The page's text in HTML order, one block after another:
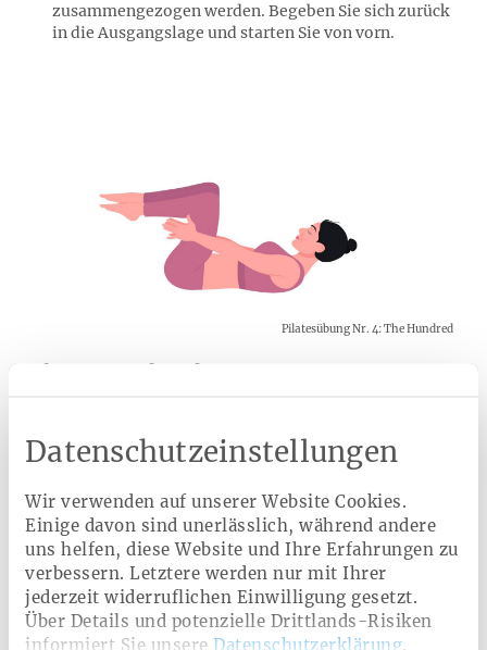
Datenschutzeinstellungen
Wir verwenden auf unserer Website Cookies.
Einige davon sind unerlässlich, während andere
uns helfen, diese Website und Ihre Erfahrungen zu
verbessern. Letztere werden nur mit Ihrer
jederzeit widerruflichen Einwilligung gesetzt.
Über Details und potenzielle Drittlands-Risiken
informiert Sie unsere Datenschutzerklärung.
zusammengezogen werden. Begeben Sie sich zurück
in die Ausgangslage und starten Sie von vorn.
Pilatesübung Nr. 4: The Hundred
Einsteiger. Die Übung bringt den Atemkreislauf wieder in
Schwung, beruhigt und verbessert die Kraft der
Flach auf den Rücken legen, die Arme gestreckt neben
dem Körper halten. Atmen Sie tief ein und wieder aus,
als würde Ihr Bauchnabel einsinken.
Heben Sie Ihre geschlossenen und angewinkelten
Beine an, bis die Knie über der Hüfte sind und die
Unterschenkel parallel zur Decke zeigen.